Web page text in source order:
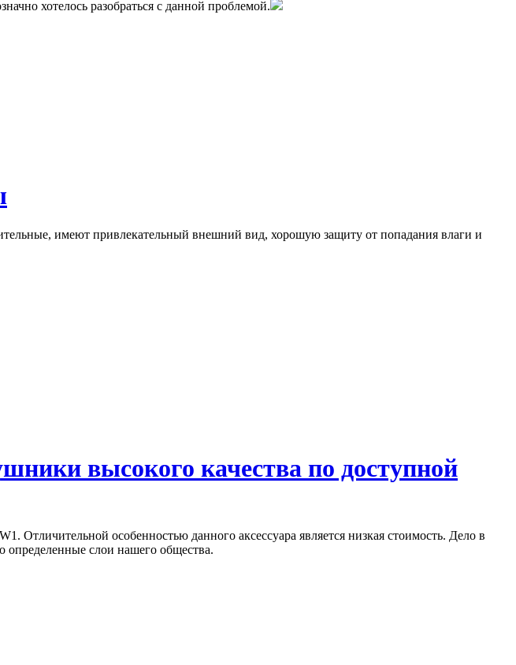
хотелось разобраться с данной проблемой.
имеют привлекательный внешний вид, хорошую защиту от попадания влаги и
высокого качества по доступной
Отличительной особенностью данного аксессуара является низкая стоимость. Дело в
определенные слои нашего общества.